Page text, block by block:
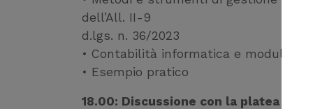
dell’All. II-9
d.lgs. n. 36/2023
• Contabilità informatica e
• Esempio pratico
18.00: Discussione con la platea